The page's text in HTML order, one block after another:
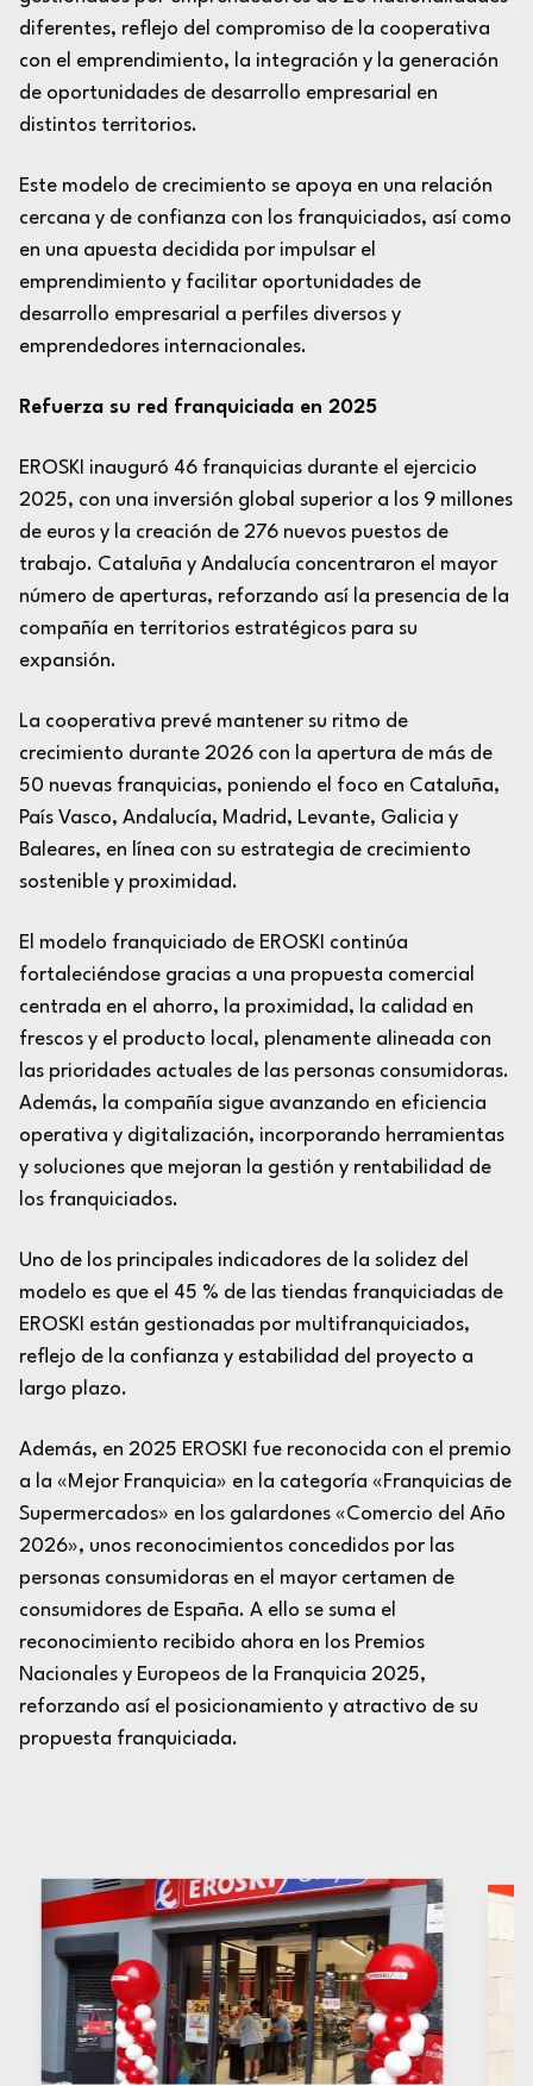
diferentes, reflejo del compromiso de la cooperativa
con el emprendimiento, la integración y la generación
de oportunidades de desarrollo empresarial en
distintos territorios.
Este modelo de crecimiento se apoya en una relación
cercana y de confianza con los franquiciados, así como
en una apuesta decidida por impulsar el
emprendimiento y facilitar oportunidades de
desarrollo empresarial a perfiles diversos y
emprendedores internacionales.
Refuerza su red franquiciada en 2025
EROSKI inauguró 46 franquicias durante el ejercicio
2025, con una inversión global superior a los 9 millones
de euros y la creación de 276 nuevos puestos de
trabajo. Cataluña y Andalucía concentraron el mayor
número de aperturas, reforzando así la presencia de la
compañía en territorios estratégicos para su
expansión.
La cooperativa prevé mantener su ritmo de
crecimiento durante 2026 con la apertura de más de
50 nuevas franquicias, poniendo el foco en Cataluña,
País Vasco, Andalucía, Madrid, Levante, Galicia y
Baleares, en línea con su estrategia de crecimiento
sostenible y proximidad.
El modelo franquiciado de EROSKI continúa
fortaleciéndose gracias a una propuesta comercial
centrada en el ahorro, la proximidad, la calidad en
frescos y el producto local, plenamente alineada con
las prioridades actuales de las personas consumidoras.
Además, la compañía sigue avanzando en eficiencia
operativa y digitalización, incorporando herramientas
y soluciones que mejoran la gestión y rentabilidad de
los franquiciados.
Uno de los principales indicadores de la solidez del
modelo es que el 45 % de las tiendas franquiciadas de
EROSKI están gestionadas por multifranquiciados,
reflejo de la confianza y estabilidad del proyecto a
largo plazo.
Además, en 2025 EROSKI fue reconocida con el premio
a la «Mejor Franquicia» en la categoría «Franquicias de
Supermercados» en los galardones «Comercio del Año
2026», unos reconocimientos concedidos por las
personas consumidoras en el mayor certamen de
consumidores de España. A ello se suma el
reconocimiento recibido ahora en los Premios
Nacionales y Europeos de la Franquicia 2025,
reforzando así el posicionamiento y atractivo de su
propuesta franquiciada.